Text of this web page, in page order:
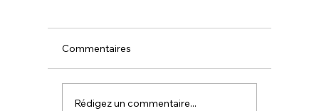
Commentaires
Rédigez un commentaire...